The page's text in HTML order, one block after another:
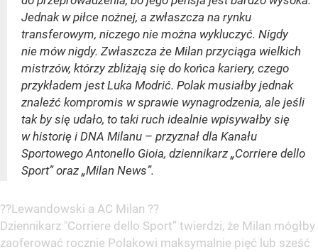
Jednak w piłce nożnej, a zwłaszcza na rynku
transferowym, niczego nie można wykluczyć. Nigdy
nie mów nigdy. Zwłaszcza że Milan przyciąga wielkich
mistrzów, którzy zbliżają się do końca kariery, czego
przykładem jest Luka Modrić. Polak musiałby jednak
znaleźć kompromis w sprawie wynagrodzenia, ale jeśli
tak by się udało, to taki ruch idealnie wpisywałby się
w historię i DNA Milanu – przyznał dla Kanału
Sportowego Antonello Gioia, dziennikarz „Corriere dello
Sport” oraz „Milan News”.
??Lewandowski a AC Milan ??
Dziennikarz "Corriere dello Sport” twierdzi, że Milan mógłby
zaoferować rocznie Polakowi maksymalnie pięć lub sześć